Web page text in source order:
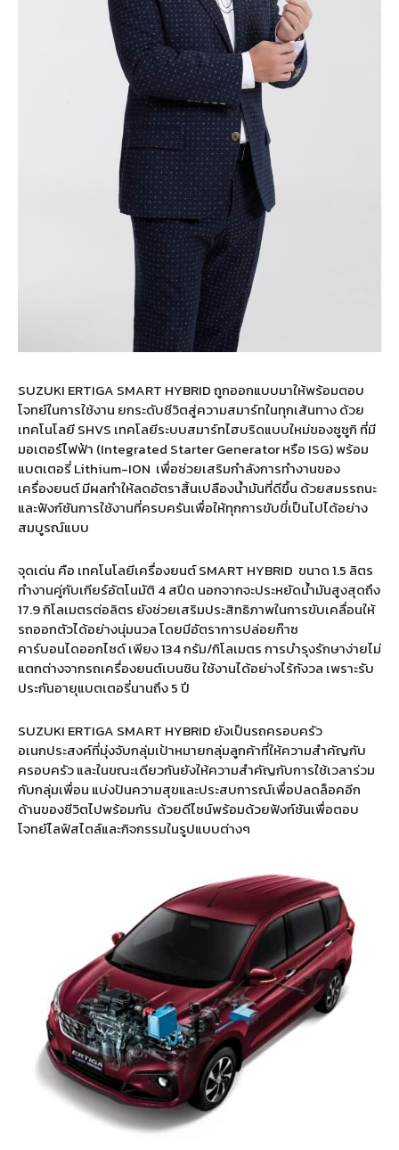
SUZUKI ERTIGA SMART HYBRID ถูกออกแบบมาให้พร้อมตอบ
โจทย์ในการใช้งาน ยกระดับชีวิตสู่ความสมาร์ทในทุกเส้นทาง ด้วย
เทคโนโลยี SHVS เทคโลยีระบบสมาร์ทไฮบริดแบบใหม่ของซูซูกิ ที่มี
มอเตอร์ไฟฟ้า (Integrated Starter Generator หรือ ISG) พร้อม
แบตเตอรี่ Lithium-ION เพื่อช่วยเสริมกำลังการทำงานของ
เครื่องยนต์ มีผลทำให้ลดอัตราสิ้นเปลืองน้ำมันที่ดีขึ้น ด้วยสมรรถนะ
และฟังก์ชันการใช้งานที่ครบครันเพื่อให้ทุกการขับขี่เป็นไปได้อย่าง
สมบูรณ์แบบ
จุดเด่น คือ เทคโนโลยีเครื่องยนต์ SMART HYBRID ขนาด 1.5 ลิตร
ทำงานคู่กับเกียร์อัตโนมัติ 4 สปีด นอกจากจะประหยัดน้ำมันสูงสุดถึง
17.9 กิโลเมตรต่อลิตร ยังช่วยเสริมประสิทธิภาพในการขับเคลื่อนให้
รถออกตัวได้อย่างนุ่มนวล โดยมีอัตราการปล่อยก๊าซ
คาร์บอนไดออกไซด์ เพียง 134 กรัม/กิโลเมตร การบำรุงรักษาง่ายไม่
แตกต่างจากรถเครื่องยนต์เบนซิน ใช้งานได้อย่างไร้กังวล เพราะรับ
ประกันอายุแบตเตอรี่นานถึง 5 ปี
SUZUKI ERTIGA SMART HYBRID ยังเป็นรถครอบครัว
อเนกประสงค์ที่มุ่งจับกลุ่มเป้าหมายกลุ่มลูกค้าที่ให้ความสำคัญกับ
ครอบครัว และในขณะเดียวกันยังให้ความสำคัญกับการใช้เวลาร่วม
กับกลุ่มเพื่อน แบ่งปันความสุขและประสบการณ์เพื่อปลดล็อคอีก
ด้านของชีวิตไปพร้อมกัน ด้วยดีไซน์พร้อมด้วยฟังก์ชันเพื่อตอบ
โจทย์ไลฟ์สไตล์และกิจกรรมในรูปแบบต่างๆ